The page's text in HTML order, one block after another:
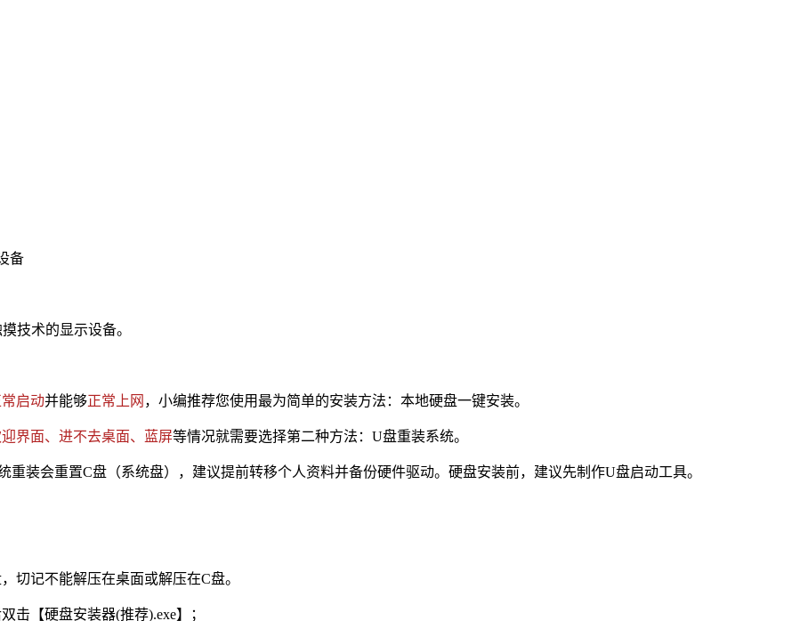
备
技术的显示设备。
启动并能够正常上网 ，小编推荐您使用最为简单的安装方法：本地硬盘一键安装。
界面、进不去桌面、蓝屏等情况就需要选择第二种方法：U盘重装系统。
会重置C盘（系统盘），建议提前转移个人资料并备份硬件驱动。硬盘安装前，建议先制作U盘启动工具。
记不能解压在桌面或解压在C盘。
击【硬盘安装器(推荐).exe】；